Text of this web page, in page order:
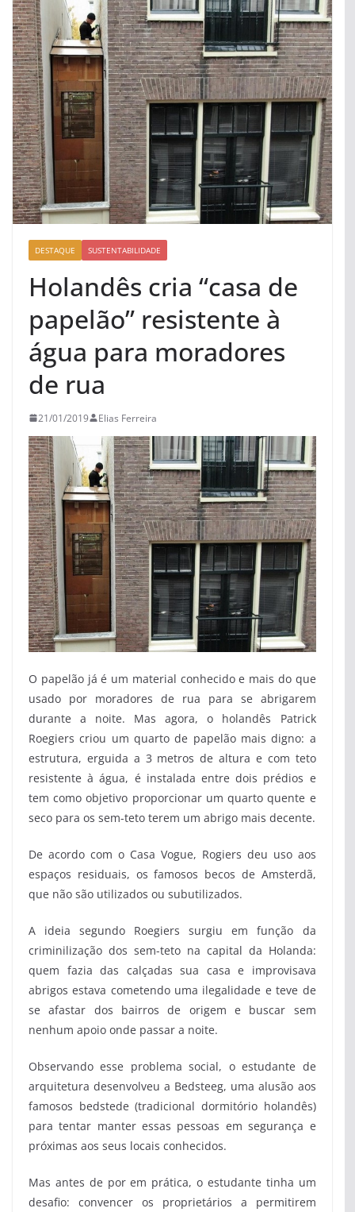
DESTAQUE SUSTENTABILIDADE
Holandês cria “casa de
papelão” resistente à
água para moradores
de rua
21/01/2019 Elias Ferreira
O papelão já é um material conhecido e mais do que
usado por moradores de rua para se abrigarem
durante a noite. Mas agora, o holandês Patrick
Roegiers criou um quarto de papelão mais digno: a
estrutura, erguida a 3 metros de altura e com teto
resistente à água, é instalada entre dois prédios e
tem como objetivo proporcionar um quarto quente e
seco para os sem-teto terem um abrigo mais decente.
De acordo com o Casa Vogue, Rogiers deu uso aos
espaços residuais, os famosos becos de Amsterdã,
que não são utilizados ou subutilizados.
A ideia segundo Roegiers surgiu em função da
criminilização dos sem-teto na capital da Holanda:
quem fazia das calçadas sua casa e improvisava
abrigos estava cometendo uma ilegalidade e teve de
se afastar dos bairros de origem e buscar sem
nenhum apoio onde passar a noite.
Observando esse problema social, o estudante de
arquitetura desenvolveu a Bedsteeg, uma alusão aos
famosos bedstede (tradicional dormitório holandês)
para tentar manter essas pessoas em segurança e
próximas aos seus locais conhecidos.
Mas antes de por em prática, o estudante tinha um
desafio: convencer os proprietários a permitirem